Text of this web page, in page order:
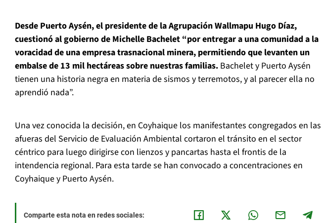
Desde Puerto Aysén, el presidente de la Agrupación Wallmapu Hugo Díaz,
cuestionó al gobierno de Michelle Bachelet “por entregar a una comunidad a la
voracidad de una empresa trasnacional minera, permitiendo que levanten un
embalse de 13 mil hectáreas sobre nuestras familias. Bachelet y Puerto Aysén
tienen una historia negra en materia de sismos y terremotos, y al parecer ella no
aprendió nada”.
Una vez conocida la decisión, en Coyhaique los manifestantes congregados en las
afueras del Servicio de Evaluación Ambiental cortaron el tránsito en el sector
céntrico para luego dirigirse con lienzos y pancartas hasta el frontis de la
intendencia regional. Para esta tarde se han convocado a concentraciones en
Coyhaique y Puerto Aysén.
Comparte esta nota en redes sociales: